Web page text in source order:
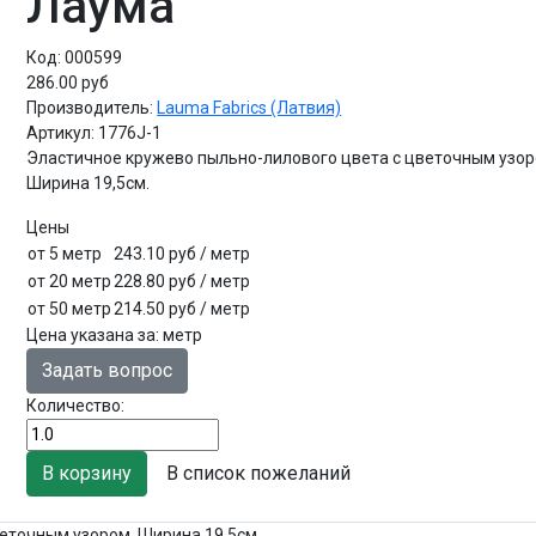
Код:000599
286.00 руб
Производитель:Lauma Fabrics (Латвия)
Артикул: 1776J-1
Эластичное кружево пыльно-лилового цвета с цветочным
Ширина 19,5см.
Цены
от 5 метр
243.10 руб/ метр
от 20 метр 228.80 руб/ метр
от 50 метр 214.50 руб/ метр
Цена указана за:метр
Задать вопрос
Количество:
В список пожеланий